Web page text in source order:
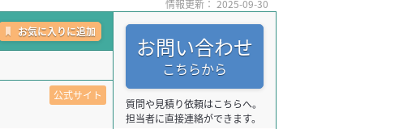
情報更新： 2025-09-30
お気に入りに追加
公式サイト
お問い合わせ
こちらから
質問や見積り依頼はこちらへ。
担当者に直接連絡ができます。